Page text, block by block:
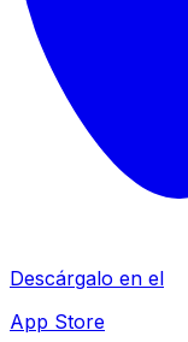
Descárgalo en el
App Store